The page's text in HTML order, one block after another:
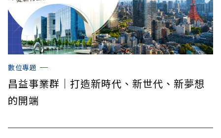
數位專題
昌益事業群｜打造新時代、新世代、新夢想
的開端